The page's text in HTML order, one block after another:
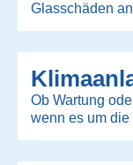
Glasschäden
Ob Wartung
wenn es um